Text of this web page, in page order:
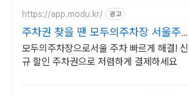
https://app.modu.kr/ 광고
주차권 찾을 땐 모두의주차장 서울주차
장 최대 80% 할인
모두의주차장으로서울 주차 빠르게 해결! 신
규 할인 주차권으로 저렴하게 결제하세요